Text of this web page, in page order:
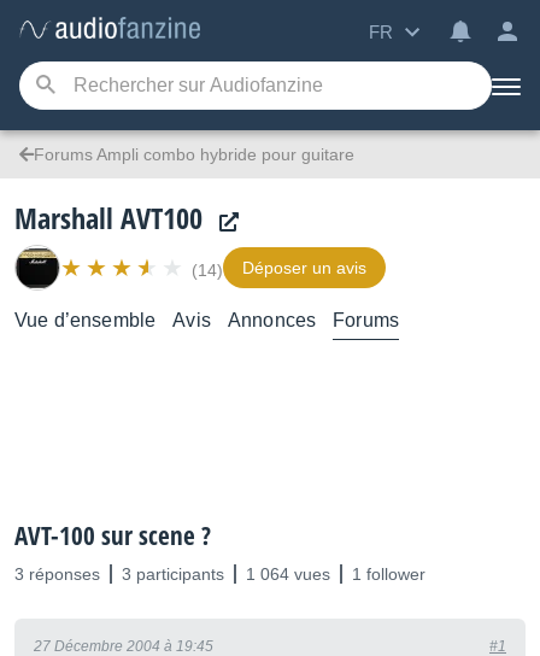
FR
Forums Ampli combo hybride pour guitare
Marshall AVT100
(14) Déposer un avis
Vue d’ensemble Avis Annonces Forums
AVT-100 sur scene ?
3 réponses 3 participants 1 064 vues 1 follower
27 Décembre 2004 à 19:45 #1